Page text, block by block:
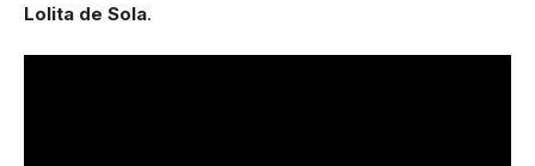
Lolita de Sola.